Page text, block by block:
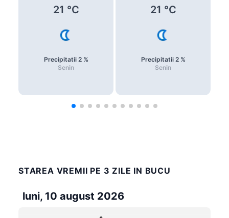
21 °C
Precipitatii 2%
Senin
21 °C
Precipitatii 2%
Senin
STAREA VREMII PE 3 ZILE IN BUCU
luni, 10 august 2026